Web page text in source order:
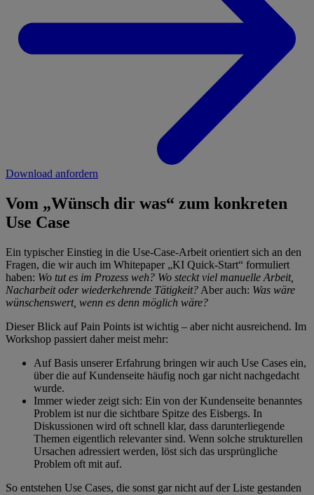
Download anfordern
Vom „Wünsch dir was“ zum konkreten
Use Case
Ein typischer Einstieg in die Use-Case-Arbeit orientiert sich an den
Fragen, die wir auch im Whitepaper „KI Quick-Start“ formuliert
haben: Wo tut es im Prozess weh? Wo steckt viel manuelle Arbeit,
Nacharbeit oder wiederkehrende Tätigkeit? Aber auch: Was wäre
wünschenswert, wenn es denn möglich wäre?
Dieser Blick auf Pain Points ist wichtig – aber nicht ausreichend. Im
Workshop passiert daher meist mehr:
Auf Basis unserer Erfahrung bringen wir auch Use Cases ein,
über die auf Kundenseite häufig noch gar nicht nachgedacht
wurde.
Immer wieder zeigt sich: Ein von der Kundenseite benanntes
Problem ist nur die sichtbare Spitze des Eisbergs. In
Diskussionen wird oft schnell klar, dass darunterliegende
Themen eigentlich relevanter sind. Wenn solche strukturellen
Ursachen adressiert werden, löst sich das ursprüngliche
Problem oft mit auf.
So entstehen Use Cases, die sonst gar nicht auf der Liste gestanden